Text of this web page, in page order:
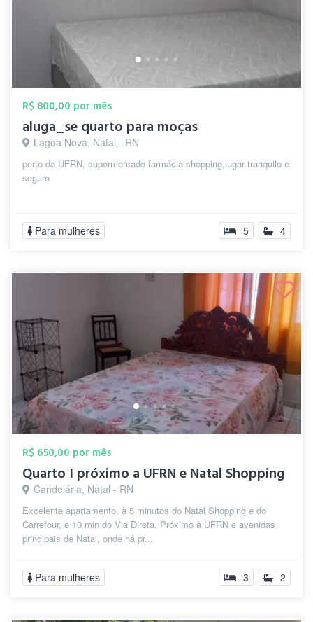
R$ 800,00 por mês
aluga_se quarto para moças
Lagoa Nova, Natal - RN
perto da UFRN, supermercado farmácia shopping,lugar tranquilo e
seguro
Para mulheres 5 4
R$ 650,00 por mês
Quarto I próximo a UFRN e Natal Shopping
Candelária, Natal - RN
Excelente apartamento, à 5 minutos do Natal Shopping e do
Carrefour, e 10 min do Via Direta. Próximo à UFRN e avenidas
principais de Natal, onde há pr...
Para mulheres 3 2